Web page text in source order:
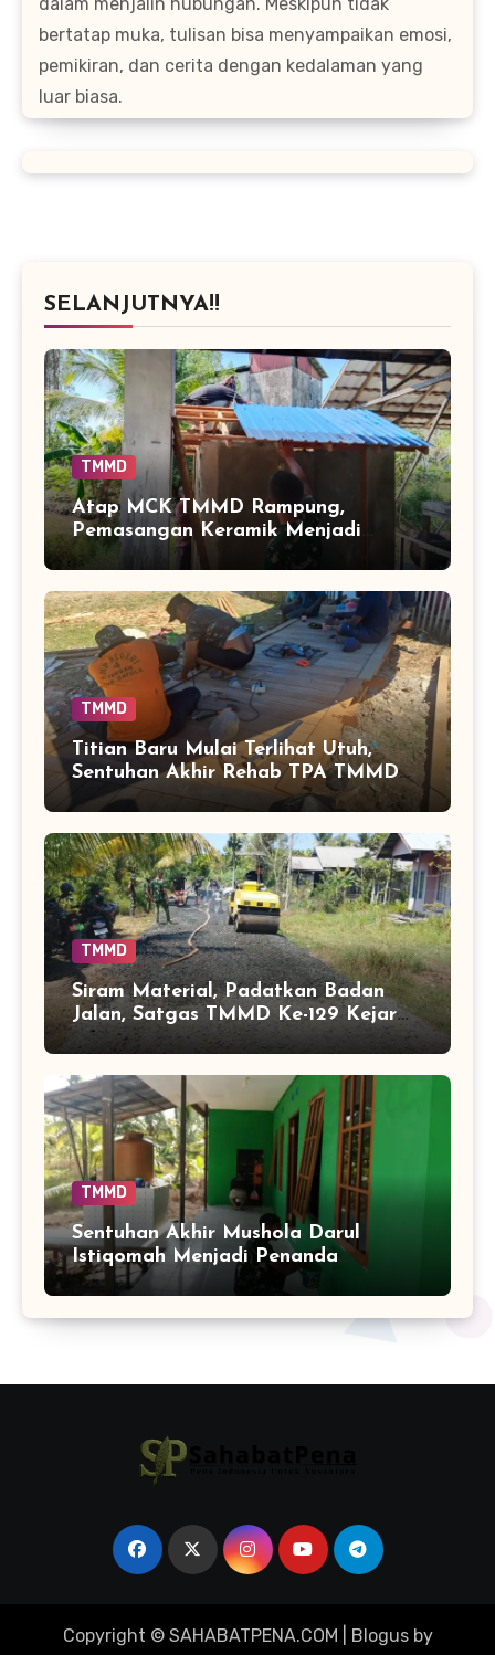
bertatap muka, tulisan bisa menyampaikan emosi,
pemikiran, dan cerita dengan kedalaman yang
luar biasa.
SELANJUTNYA!!
TMMD
Atap MCK TMMD Rampung,
Pemasangan Keramik Menjadi
Sentuhan Akhir Fasilitas Sanitasi di
Tamban Bangun
TMMD
Titian Baru Mulai Terlihat Utuh,
Sentuhan Akhir Rehab TPA TMMD
Perkuat Akses Warga di Tamban
Bangun
TMMD
Siram Material, Padatkan Badan
Jalan, Satgas TMMD Ke-129 Kejar
Kualitas Akses Desa Tamban
Bangun
TMMD
Sentuhan Akhir Mushola Darul
Istiqomah Menjadi Penanda
Hadirnya Ruang Ibadah yang Lebih
Copyright © SAHABATPENA.COM Blogusby